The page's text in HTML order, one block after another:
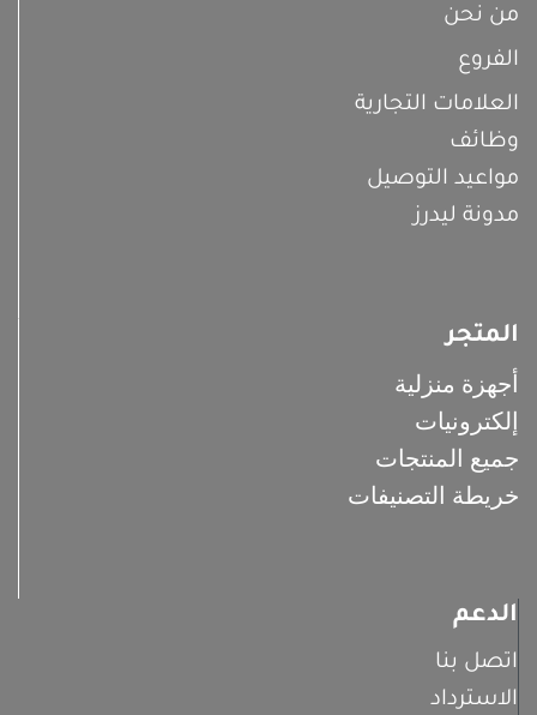
من نحن
الفروع
العلامات التجارية
وظائف
مواعيد التوصيل
مدونة ليدرز
المتجر
أجهزة منزلية
إلكترونيات
جميع المنتجات
خريطة التصنيفات
الدعم
اتصل بنا
الاسترداد